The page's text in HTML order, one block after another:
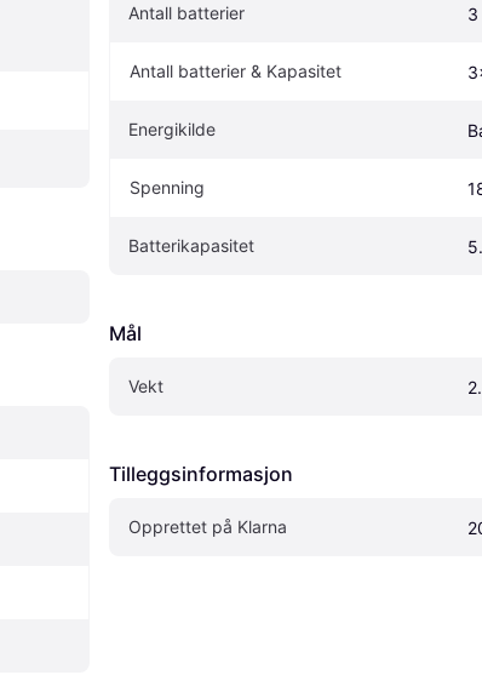
Antall batterier 3
Antall batterier & Kapasitet
Energikilde
Spenning
Batterikapasitet
Mål
Vekt
Tilleggsinformasjon
Opprettet på Klarna